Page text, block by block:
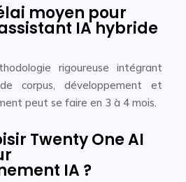
moyen pour
IA hybride
rigoureuse intégrant
corpus, développement et
peut se faire en 3 à 4 mois.
Twenty One AI
IA ?